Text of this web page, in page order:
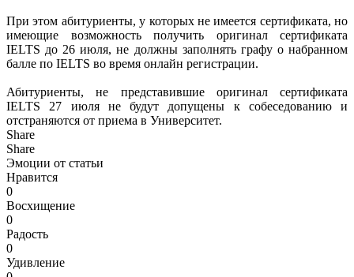
При этом абитуриенты, у которых не имеется сертификата, но
имеющие возможность получить оригинал сертификата
IELTS до 26 июля, не должны заполнять графу о набранном
балле по IELTS во время онлайн регистрации.
Абитуриенты, не представившие оригинал сертификата
IELTS 27 июля не будут допущены к собеседованию и
отстраняются от приема в Университет.
Share
Share
Эмоции от статьи
Нравится
0
Восхищение
0
Радость
0
Удивление